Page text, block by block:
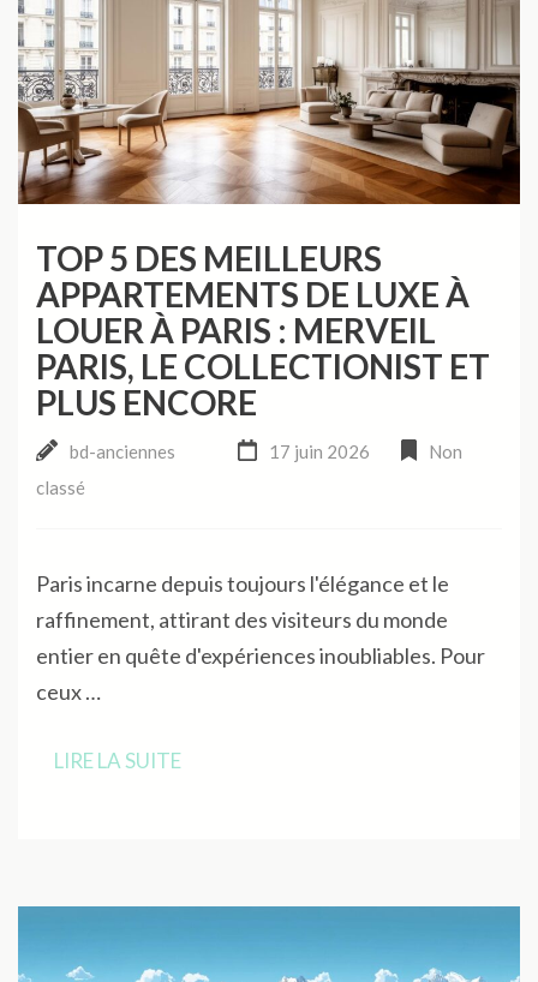
TOP 5 DES MEILLEURS
APPARTEMENTS DE LUXE À
LOUER À PARIS : MERVEIL
PARIS, LE COLLECTIONIST ET
PLUS ENCORE
bd-anciennes 17 juin 2026
Non
classé
Paris incarne depuis toujours l'élégance et le
raffinement, attirant des visiteurs du monde
entier en quête d'expériences inoubliables. Pour
ceux …
LIRE LA SUITE